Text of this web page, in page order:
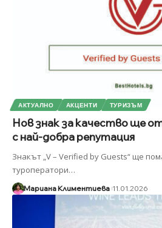
АКТУАЛНО АКЦЕНТИ ТУРИЗЪМ
Нов знак за качество ще
с най-добра репутация
Знакът „V – Verified by Guests“ ще
туроператори…
Мариана Климентиева 11.01.2026